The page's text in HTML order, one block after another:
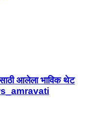
आलेला भाविक थेट